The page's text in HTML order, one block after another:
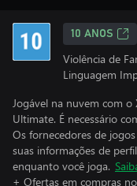
10 ANOS
Violência de
Linguagem
Jogável na nuvem com o
Ultimate. É necessário
Os fornecedores de
suas informações de
enquanto você joga.
+ Ofertas em compras